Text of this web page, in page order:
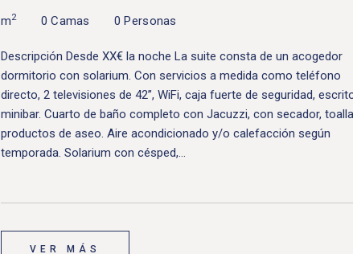
m2 0 Camas 0 Personas
Descripción Desde XX€ la noche La suite consta de un acogedor
dormitorio con solarium. Con servicios a medida como teléfono
directo, 2 televisiones de 42’’, WiFi, caja fuerte de seguridad,
minibar. Cuarto de baño completo con Jacuzzi, con secador,
productos de aseo. Aire acondicionado y/o calefacción según
temporada. Solarium con césped,…
VER MÁS